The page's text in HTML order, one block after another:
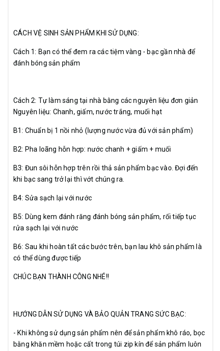
CÁCH VỆ SINH SẢN PHẨM KHI SỬ DỤNG:
Cách 1: Bạn có thể đem ra các tiệm vàng - bạc gần nhà để
đánh bóng sản phẩm
Cách 2: Tự làm sáng tại nhà bằng các nguyên liệu đơn giản
Nguyên liệu: Chanh, giấm, nước trắng, muối hạt
B1: Chuẩn bị 1 nồi nhỏ (lượng nước vừa đủ với sản phẩm)
B2: Pha loãng hỗn hợp: nước chanh + giấm + muối
B3: Đun sôi hỗn hợp trên rồi thả sản phẩm bạc vào. Đợi đến
khi bạc sang trở lại thì vớt chúng ra.
B4: Sửa sạch lại với nước
B5: Dùng kem đánh răng đánh bóng sản phẩm, rối tiếp tục
rửa sạch lại với nước
B6: Sau khi hoàn tất các bước trên, bạn lau khô sản phẩm là
có thể dùng được tiếp
CHÚC BẠN THÀNH CÔNG NHÉ!!
HƯỚNG DẪN SỬ DỤNG VÀ BẢO QUẢN TRANG SỨC BẠC:
- Khi không sử dụng sản phẩm nên để sản phẩm khô ráo, bọc
bằng khăn mềm hoặc cất trong túi zip kín để sản phẩm luôn